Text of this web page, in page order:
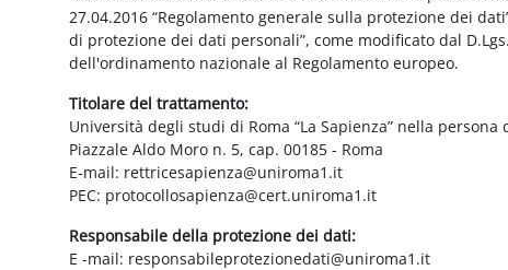
27.04.2016 “Regolamento generale sulla protezione dei
di protezione dei dati personali”, come modificato dal
dell'ordinamento nazionale al Regolamento europeo.
Titolare del trattamento:
Università degli studi di Roma “La Sapienza” nella
Piazzale Aldo Moro n. 5, cap. 00185 - Roma
E-mail: rettricesapienza@uniroma1.it
PEC: protocollosapienza@cert.uniroma1.it
Responsabile della protezione dei dati:
E -mail: responsabileprotezionedati@uniroma1.it